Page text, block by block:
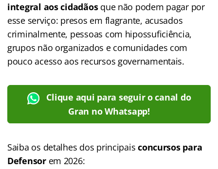
integral aos cidadãosque não podem pagar por
esse serviço: presos em flagrante, acusados
criminalmente, pessoas com hipossuficiência,
grupos não organizados e comunidades com
pouco acesso aos recursos governamentais.
Clique aqui para seguir o canal do
Gran no Whatsapp!
Saiba os detalhes dos principaisconcursos para
Defensorem 2026: